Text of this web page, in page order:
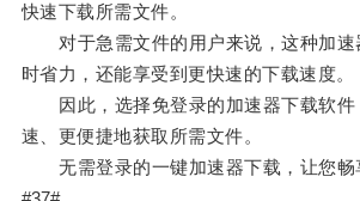
快速下载所需文件。
对于急需文件的用户来说，这种加速
时省力，还能享受到更快速的下载速度。
因此，选择免登录的加速器下载软件
速、更便捷地获取所需文件。
无需登录的一键加速器下载，让您畅